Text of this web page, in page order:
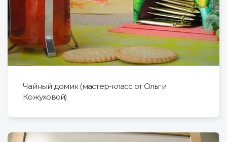
Чайный домик (мастер-класс от Ольги
Кожуховой)